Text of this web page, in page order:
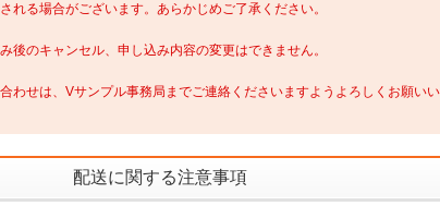
れる場合がございます。あらかじめご了承ください。
後のキャンセル、申し込み内容の変更はできません。
わせは、Vサンプル事務局までご連絡くださいますようよろしくお願いい
配送に関する注意事項